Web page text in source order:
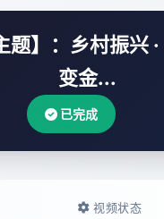
题】：乡村振兴
变金...
已完成
视频状态